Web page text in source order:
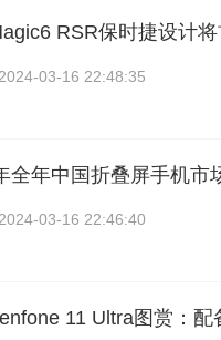
RSR保时捷设计
2024-03-16 22:48:35
全年中国折叠屏手机市
2024-03-16 22:46:40
11 Ultra图赏：